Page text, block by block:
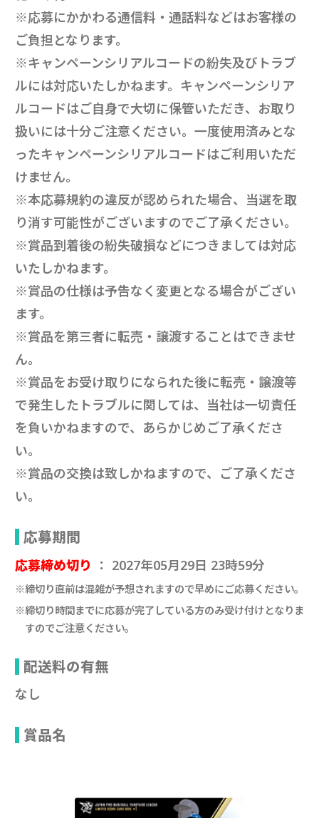
※応募にかかわる通信料・通話料などはお客様の
ご負担となります。
※キャンペーンシリアルコードの紛失及びトラブ
ルには対応いたしかねます。キャンペーンシリア
ルコードはご自身で大切に保管いただき、お取り
扱いには十分ご注意ください。一度使用済みとな
ったキャンペーンシリアルコードはご利用いただ
けません。
※本応募規約の違反が認められた場合、当選を取
り消す可能性がございますのでご了承ください。
※賞品到着後の紛失破損などにつきましては対応
いたしかねます。
※賞品の仕様は予告なく変更となる場合がござい
ます。
※賞品を第三者に転売・譲渡することはできませ
ん。
※賞品をお受け取りになられた後に転売・譲渡等
で発生したトラブルに関しては、当社は一切責任
を負いかねますので、あらかじめご了承くださ
い。
※賞品の交換は致しかねますので、ご了承くださ
い。
応募期間
応募締め切り ： 2027年05月29日 23時59分
※締切り直前は混雑が予想されますので早めにご応募ください。
※締切り時間までに応募が完了している方のみ受け付けとなりま
すのでご注意ください。
配送料の有無
なし
賞品名